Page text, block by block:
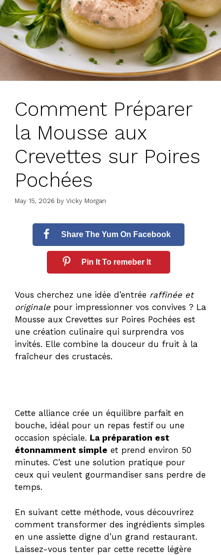
Comment Préparer
la Mousse aux
Crevettes sur Poires
Pochées
May 15, 2026 by Vicky Morgan
Share The Yum On Facebook
Pin It To remeber It
Vous cherchez une idée d’entrée raffinée et
originalepour impressionner vos convives ? La
Mousse aux Crevettes sur Poires Pochées est
une création culinaire qui surprendra vos
invités. Elle combine la douceur du fruit à la
fraîcheur des crustacés.
Cette alliance crée un équilibre parfait en
bouche, idéal pour un repas festif ou une
occasion spéciale. La préparation est
étonnamment simple et prend environ 50
minutes. C’est une solution pratique pour
ceux qui veulent gourmandiser sans perdre de
temps.
En suivant cette méthode, vous découvrirez
comment transformer des ingrédients simples
en une assiette digne d’un grand restaurant.
Laissez-vous tenter par cette recette légère